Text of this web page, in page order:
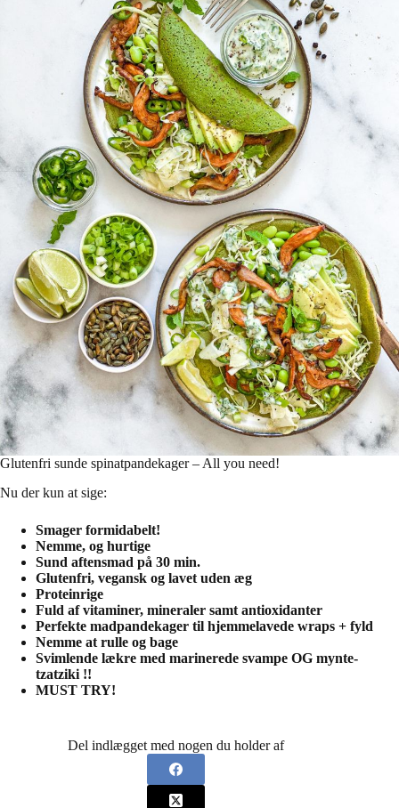
Glutenfri sunde spinatpandekager – All you need!
Nu der kun at sige:
Smager formidabelt!
Nemme, og hurtige
Sund aftensmad på 30 min.
Glutenfri, vegansk og lavet uden æg
Proteinrige
Fuld af vitaminer, mineraler samt antioxidanter
Perfekte madpandekager til hjemmelavede wraps + fyld
Nemme at rulle og bage
Svimlende lækre med marinerede svampe OG mynte-
tzatziki !!
MUST TRY!
Del indlægget med nogen du holder af